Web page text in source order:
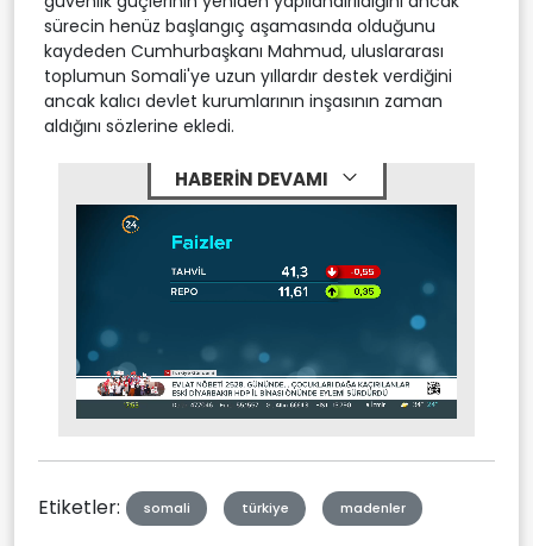
sürecin henüz başlangıç aşamasında olduğunu
kaydeden Cumhurbaşkanı Mahmud, uluslararası
toplumun Somali'ye uzun yıllardır destek verdiğini
ancak kalıcı devlet kurumlarının inşasının zaman
aldığını sözlerine ekledi.
HABERİN DEVAMI
Mute Stream
Etiketler: somali türkiye madenler